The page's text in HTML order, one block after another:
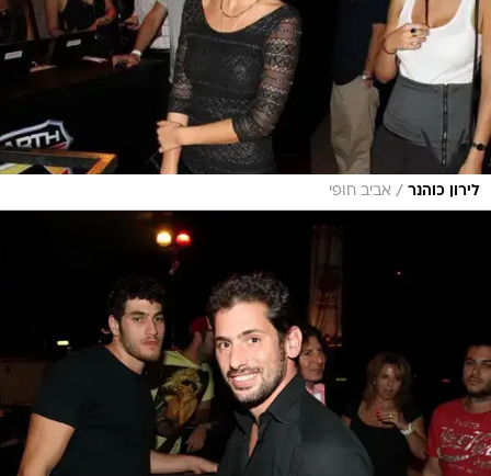
לירון כוהנר / אביב חופי